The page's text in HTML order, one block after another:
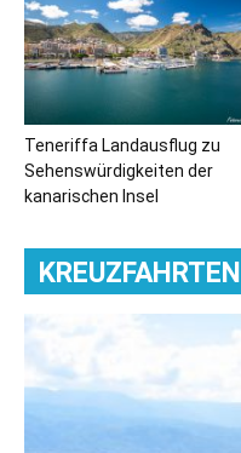
Teneriffa Landausflug zu
Sehenswürdigkeiten der
kanarischen Insel
KREUZFAHRTEN